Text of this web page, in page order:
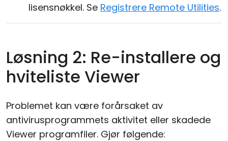
lisensnøkkel. Se Registrere Remote Utilities.
Løsning 2: Re-installere og
hviteliste Viewer
Problemet kan være forårsaket av
antivirusprogrammets aktivitet eller skadede
Viewer programfiler. Gjør følgende: